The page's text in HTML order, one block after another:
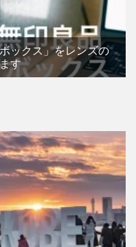
ックス」をレンズの
す